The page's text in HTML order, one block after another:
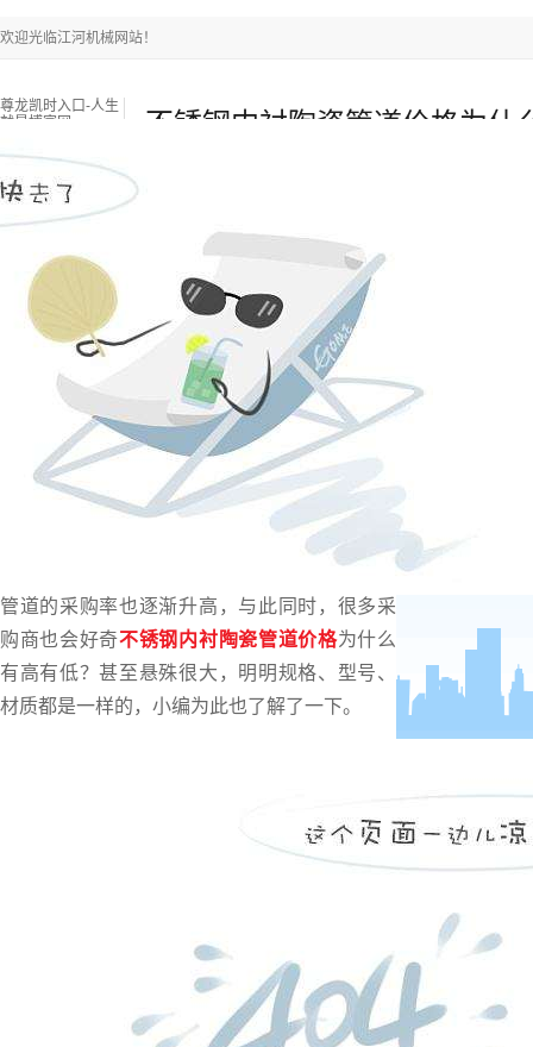
欢迎光临江河机械网站！
尊龙凯时入口-人生
就是博官网
不锈钢内衬陶瓷管道价格为什
尊龙凯时入口-人生就是博官网 耐磨陶瓷管
新闻中心 关于江河 联系江河
热门搜索关键词： 锅炉燃烧器 锅炉衬板采购 锅炉风帽
当前位置：尊龙凯时入口-人生就是博官网»新闻中心
来源：江苏江河机械 浏览：- 发布日期：
管道的采购率也逐渐升高，与此同时，很多采
购商也会好奇不锈钢内衬陶瓷管道价格为什么
有高有低？甚至悬殊很大，明明规格、型号、
材质都是一样的，小编为此也了解了一下。